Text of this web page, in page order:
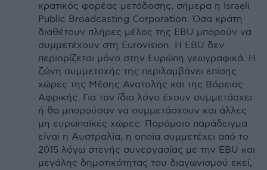
κρατικός φορέας μετάδοσης, σήμερα η Israeli
Public Broadcasting Corporation. Όσα κράτη
διαθέτουν πλήρες μέλος της EBU μπορούν να
συμμετέχουν στη Eurovision. Η EBU δεν
περιορίζεται μόνο στην Ευρώπη γεωγραφικά. Η
ζώνη συμμετοχής της περιλαμβάνει επίσης
χώρες της Μέσης Ανατολής και της Βόρειας
Αφρικής. Για τον ίδιο λόγο έχουν συμμετάσχει
ή θα μπορούσαν να συμμετάσχουν και άλλες
μη ευρωπαϊκές χώρες. Παρόμοιο παράδειγμα
είναι η Αυστραλία, η οποία συμμετέχει από το
2015 λόγω στενής συνεργασίας με την EBU και
μεγάλης δημοτικότητας του διαγωνισμού εκεί,